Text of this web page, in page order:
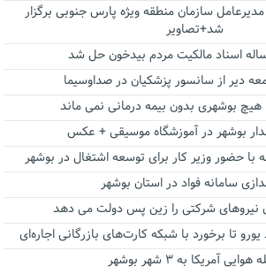
سازمان منطقه ویژه پارس جنوبی برگزار
شد+تصاویر
دیر از سانسور پزشکیان در صداوسیما
بوشهری بدون بیمه درمانی نمی ماند
بوشهر در آموزشگاه موسیقی + عکس
با حضور وزیر کار برای توسعه اشتغال در بوشهر
سامانه فواد در استان بوشهر
نیروهای شرکتی را زین پس دولت می دهد
آمریکا به ۳ شهر بوشهر